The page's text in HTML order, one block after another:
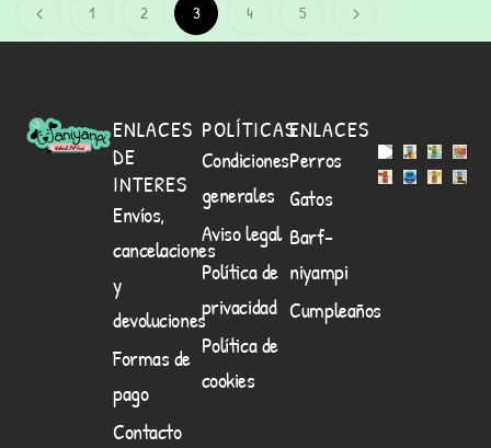
1 2 3 4 5
ENLACES
DE
INTERES
Envíos,
cancelaciones
y
devoluciones
Formas de
pago
Contacto
POLÍTICAS
Condiciones
generales
Aviso legal
Política de
privacidad
Política de
cookies
ENLACES
Perros
Gatos
Barf-
niyampi
Cumpleaños